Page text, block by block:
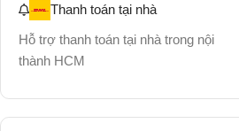
Thanh toán tại nhà
Hỗ trợ thanh toán tại nhà trong nội
thành HCM